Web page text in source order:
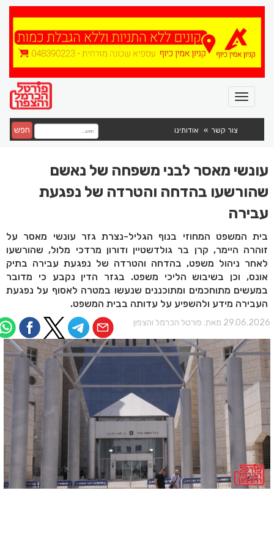
צור קשר אודותינו חפש
עונשי מאסר לבני משפחה של נאשם
שהורשעו בהדחה והטרדה של נפגעת
עבירה
בית המשפט המחוזי בנוף הגליל-נצרת גזר עונשי מאסר על
זוהרה היימר, קרן בר גולדשטיין ודורון מרדכי מלול, שהורשעו
לאחר ניהול משפט, בהדחה והטרדה של נפגעת עבירה בתיק
אונס, וכן בשיבוש הליכי משפט. בגזר הדין נקבע כי מדובר
במעשים מתוחכמים ומתוכננים שנעשו במטרה לאסוף על נפגעת
העבירה מידע ולהשפיע על עדותה בבית המשפט.
מאת: פורטל הכרמל והצפון